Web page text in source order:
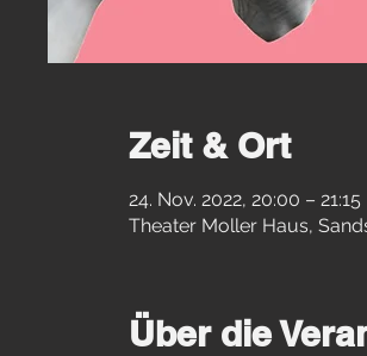
Zeit & Ort
24. Nov. 2022, 20:00 – 21:15
Theater Moller Haus,
Über die